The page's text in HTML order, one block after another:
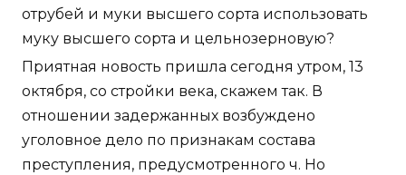
отрубей и муки высшего сорта использовать
муку высшего сорта и цельнозерновую?
Приятная новость пришла сегодня утром, 13
октября, со стройки века, скажем так. В
отношении задержанных возбуждено
уголовное дело по признакам состава
преступления, предусмотренного ч. Но